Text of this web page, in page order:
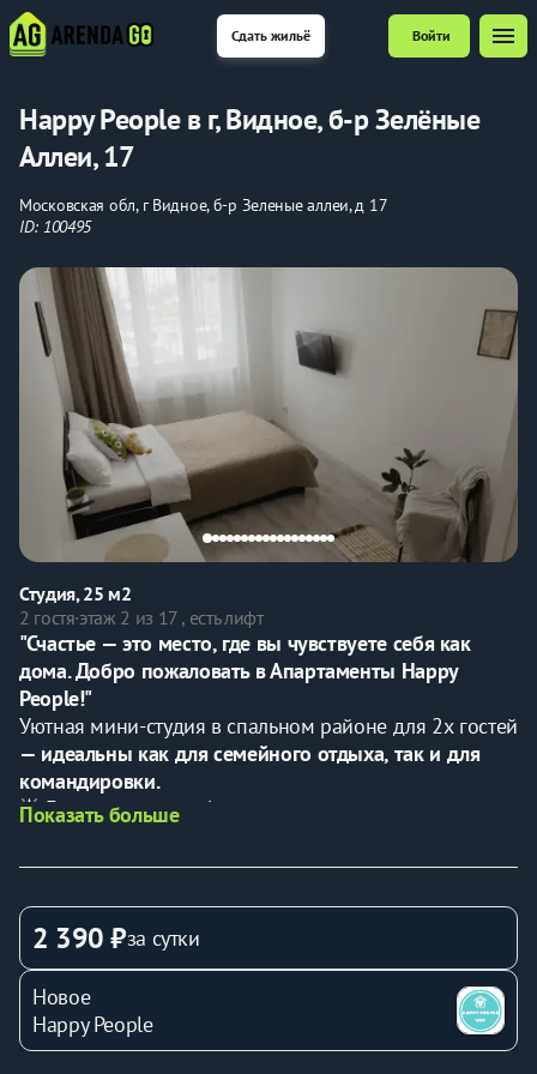
Сдать жильё Войти menu
Happy People в г, Видное, б-р Зелёные
Аллеи, 17
Московская обл, г Видное, б-р Зеленые аллеи, д 17
ID: 100495
Студия, 25 м2
2 гостя·этаж 2 из 17 , есть лифт
"Счастье — это место, где вы чувствуете себя как
дома. Добро пожаловать в Апартаменты Happy
People!"
— идеальны как для семейного отдыха, так и для
командировки.
🌟 Гарантируем комфортное проживание и чистоту.
документы.
✅
KОМФОРТА:
- Диван-кpoвaть зaстeлена пocтельным бельем для 2x
гoстей
- Двa кoмплекта полотeнeц для кaждогo гостя
(банное, для рук и лица)
Показать больше
2 390 ₽за сутки
Новое
Happy People